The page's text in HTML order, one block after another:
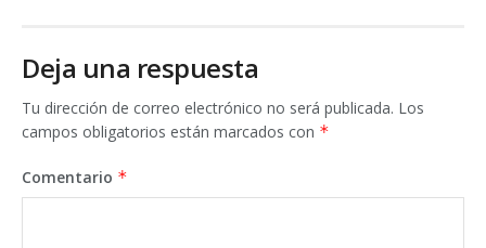
Deja una respuesta
Tu dirección de correo electrónico no será publicada. Los
campos obligatorios están marcados con *
Comentario *